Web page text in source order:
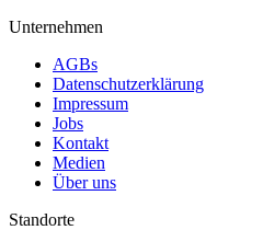
Unternehmen
AGBs
Datenschutzerklärung
Impressum
Jobs
Kontakt
Medien
Über uns
Standorte